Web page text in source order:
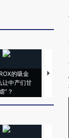
的吸金
让中产们甘
”？
马航飞
粒摇